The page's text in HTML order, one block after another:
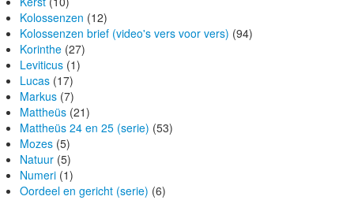
Kolossenzen (12)
Kolossenzen brief (video's vers voor vers) (94)
Korinthe (27)
Leviticus (1)
Lucas (17)
Markus (7)
Mattheüs (21)
Mattheüs 24 en 25 (serie) (53)
Mozes (5)
Natuur (5)
Numeri (1)
Oordeel en gericht (serie) (6)